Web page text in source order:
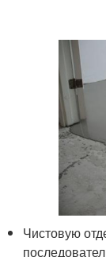
Чистовую